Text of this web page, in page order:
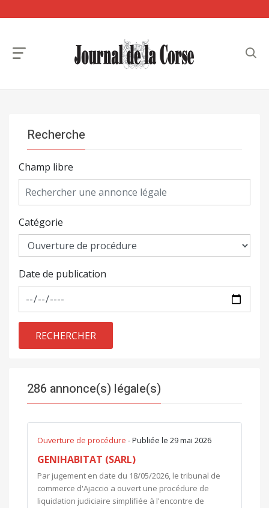
286 annonce(s) légale(s)
Ouverture de procédure - Publiée le 29 mai 2026
GENIHABITAT (SARL)
Par jugement en date du 18/05/2026, le tribunal de
commerce d'Ajaccio a ouvert une procédure de
liquidation judiciaire simplifiée à l'encontre de
Recherche
Champ libre
Catégorie
Date de publication
RECHERCHER